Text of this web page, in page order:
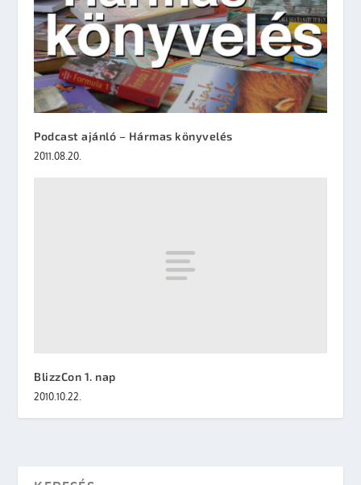
Podcast ajánló – Hármas könyvelés
2011.08.20.
BlizzCon 1. nap
2010.10.22.